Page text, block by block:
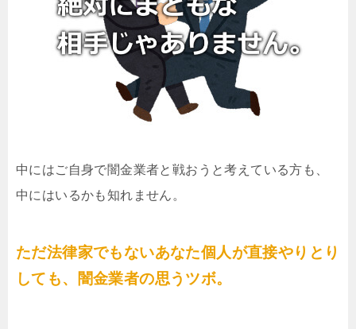
中にはご自身で闇金業者と戦おうと考えている方も、
中にはいるかも知れません。
ただ法律家でもないあなた個人が直接やりとり
しても、闇金業者の思うツボ。